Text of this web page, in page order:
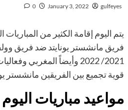
gulfeyes
January 3, 2022
0
يتم اليوم إقامة الكثير من
قوية تجميع بين الفريقين مانشستر
مواعيد مباريات اليوم